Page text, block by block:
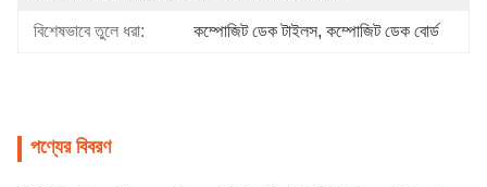
বিশেষভাবে তুলে ধরা: কম্পোজিট ডেক টাইলস, কম্পোজিট ডেক বোর্ড
পণ্যের বিবরণ